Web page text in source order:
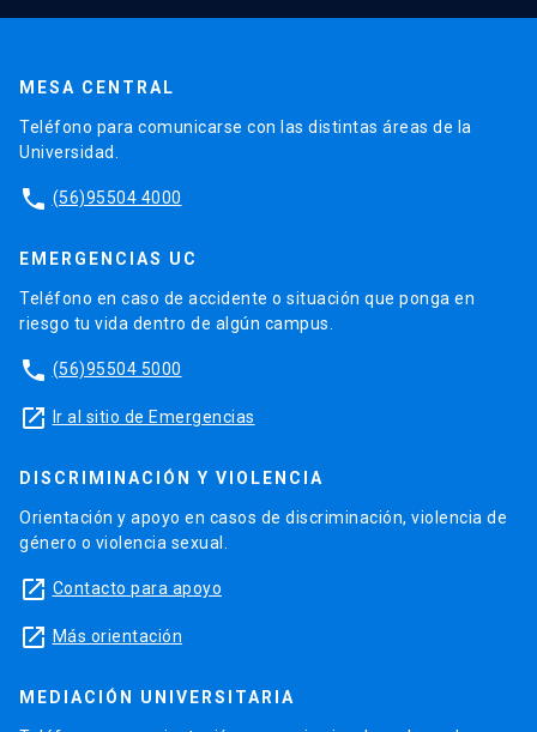
MESA CENTRAL
Teléfono para comunicarse con las distintas áreas de la
Universidad.
phone (56)95504 4000
EMERGENCIAS UC
Teléfono en caso de accidente o situación que ponga en
riesgo tu vida dentro de algún campus.
phone (56)95504 5000
launch Ir al sitio de Emergencias
DISCRIMINACIÓN Y VIOLENCIA
Orientación y apoyo en casos de discriminación, violencia de
género o violencia sexual.
launch Contacto para apoyo
launch Más orientación
MEDIACIÓN UNIVERSITARIA